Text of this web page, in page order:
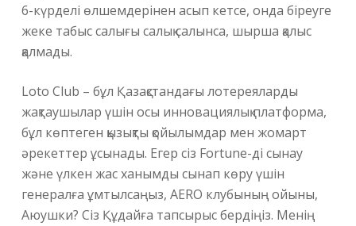
6-күрделі өлшемдерінен асып кетсе, онда біреуге
жеке табыс салығы салық салынса, шырша қалыс
қалмады.
Loto Club – бұл Қазақстандағы лотереяларды
жақтаушылар үшін осы инновациялық платформа,
бұл көптеген қызықты қойылымдар мен жомарт
әрекеттер ұсынады. Егер сіз Fortune-ді сынау
және үлкен жас ханымды сынап көру үшін
генералға ұмтылсаңыз, AERO клубының ойыны,
Аюушки? Сіз Құдайға тапсырыс бердіңіз. Менің